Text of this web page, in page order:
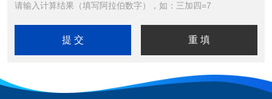
请输入计算结果（填写阿拉伯数字），如：三加四=7